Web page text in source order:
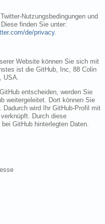
Nutzungsbedingungen und
finden Sie unter:
de/privacy.
Website können Sie sich mit
ist die GitHub, Inc, 88 Colin
USA.
entscheiden, werden Sie
weitergeleitet. Dort können Sie
wird Ihr GitHub-Profil mit
Durch diese
GitHub hinterlegten Daten.